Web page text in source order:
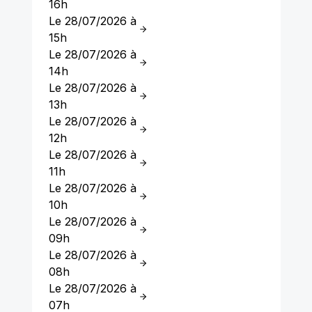
16h
Le 28/07/2026 à
15h
Le 28/07/2026 à
14h
Le 28/07/2026 à
13h
Le 28/07/2026 à
12h
Le 28/07/2026 à
11h
Le 28/07/2026 à
10h
Le 28/07/2026 à
09h
Le 28/07/2026 à
08h
Le 28/07/2026 à
07h